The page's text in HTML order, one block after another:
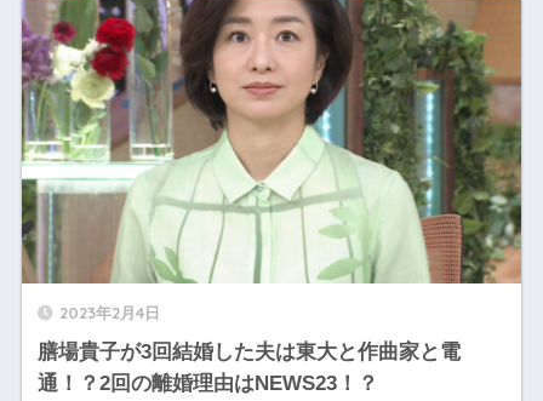
2023年2月4日
膳場貴子が3回結婚した夫は東大と作曲家と電
通！？2回の離婚理由はNEWS23！？